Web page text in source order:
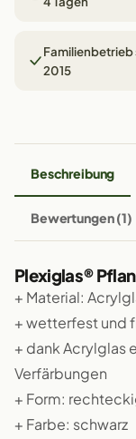
Familienbetrieb
2015
Beschreibung
Bewertungen (1)
Plexiglas®
+ Material:
+ wetterfest und
+ dank Acrylglas
Verfärbungen
+ Form:
+ Farbe: schwarz